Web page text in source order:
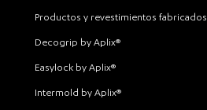
Productos y revestimientos fabricados
Decogrip by Aplix®
Easylock by Aplix®
Intermold by Aplix®